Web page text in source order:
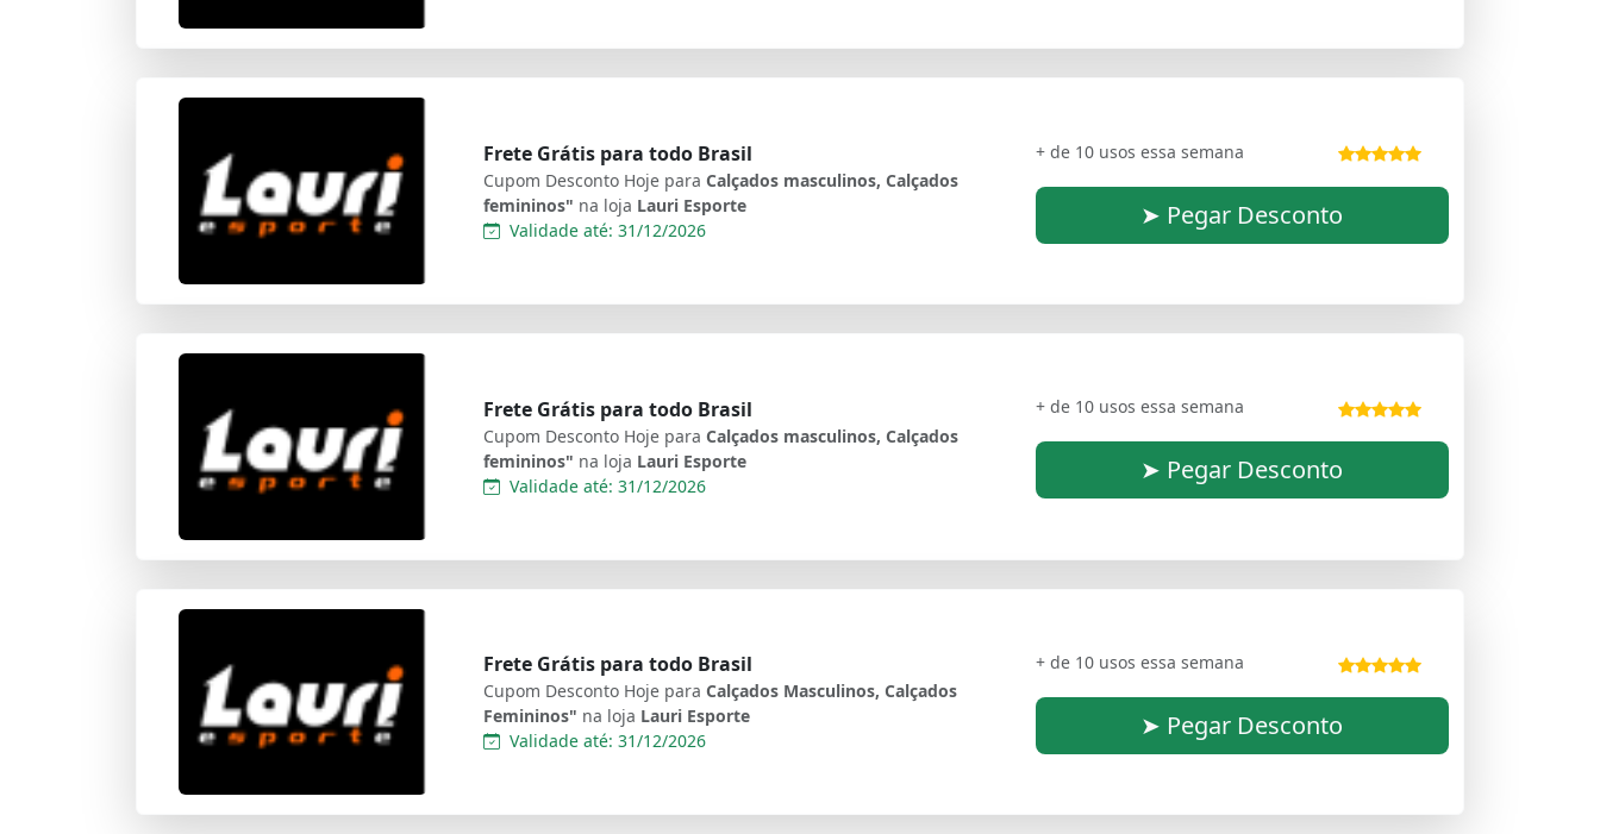
Frete Grátis para todo Brasil
Cupom Desconto Hoje para Calçados masculinos, Calçados
femininos" na loja Lauri Esporte
Validade até: 31/12/2026
+ de 10 usos essa semana
➤ Pegar Desconto
Frete Grátis para todo Brasil
Cupom Desconto Hoje para Calçados masculinos, Calçados
femininos" na loja Lauri Esporte
Validade até: 31/12/2026
+ de 10 usos essa semana
➤ Pegar Desconto
Frete Grátis para todo Brasil
Cupom Desconto Hoje para Calçados Masculinos, Calçados
Femininos" na loja Lauri Esporte
Validade até: 31/12/2026
+ de 10 usos essa semana
➤ Pegar Desconto